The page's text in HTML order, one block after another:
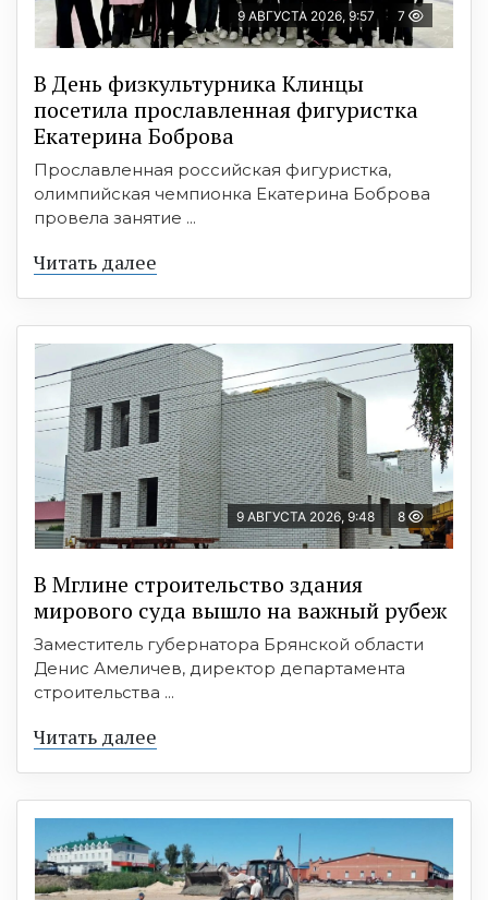
9 АВГУСТА 2026, 9:57 7
В День физкультурника Клинцы
посетила прославленная фигуристка
Екатерина Боброва
Прославленная российская фигуристка,
олимпийская чемпионка Екатерина Боброва
провела занятие ...
Читать далее
9 АВГУСТА 2026, 9:48 8
В Мглине строительство здания
мирового суда вышло на важный рубеж
Заместитель губернатора Брянской области
Денис Амеличев, директор департамента
строительства ...
Читать далее